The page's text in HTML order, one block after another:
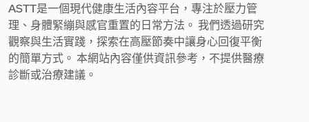
ASTT是一個現代健康生活內容平台，專注於壓力管
理、身體緊繃與感官重置的日常方法。 我們透過研究
觀察與生活實踐，探索在高壓節奏中讓身心回復平衡
的簡單方式。 本網站內容僅供資訊參考，不提供醫療
診斷或治療建議。